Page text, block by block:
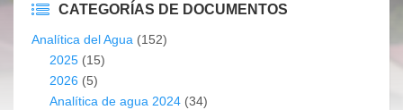
CATEGORÍAS DE DOCUMENTOS
Analítica del Agua (152)
2025 (15)
2026 (5)
Analítica de agua 2024 (34)